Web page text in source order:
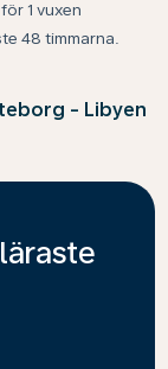
1 vuxen
48 timmarna.
- Libyen